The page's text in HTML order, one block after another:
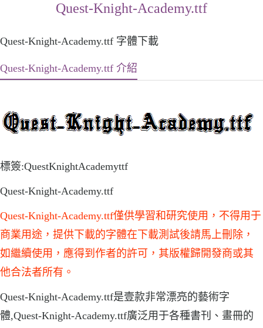
Quest-Knight-Academy.ttf
Quest-Knight-Academy.ttf 字體下載
Quest-Knight-Academy.ttf 介紹
標簽:QuestKnightAcademyttf
Quest-Knight-Academy.ttf
Quest-Knight-Academy.ttf僅供學習和研究使用，不得用于
商業用途，提供下載的字體在下載測試後請馬上刪除，
如繼續使用，應得到作者的許可，其版權歸開發商或其
他合法者所有。
Quest-Knight-Academy.ttf是壹款非常漂亮的藝術字
體,Quest-Knight-Academy.ttf廣泛用于各種書刊、畫冊的